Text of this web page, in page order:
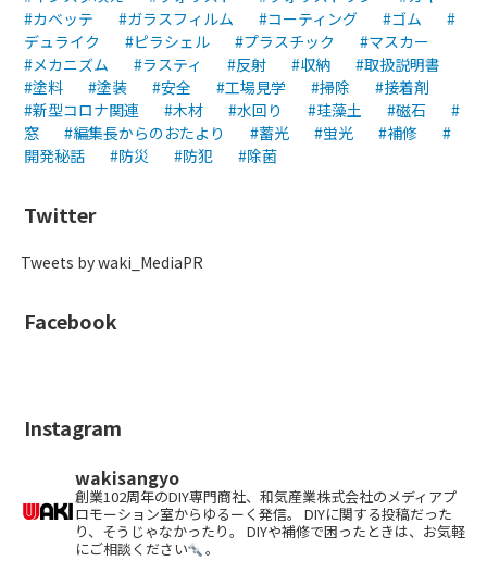
カベッテ
ガラスフィルム コーティング
ゴム
デュライク
ピラシェル プラスチック
マスカー
メカニズム
ラスティ 反射 収納
取扱説明書
塗料
塗装 安全 工場見学 掃除
接着剤
新型コロナ関連
木材 水回り 珪藻土
磁石
窓
編集長からのおたより 蓄光 蛍光
補修
開発秘話
防災 防犯 除菌
Twitter
Tweets by waki_MediaPR
Facebook
Instagram
wakisangyo
創業102周年のDIY専門商社、和気産業株式会社のメディアプ
ロモーション室からゆるーく発信。 DIYに関する投稿だった
り、そうじゃなかったり。 DIYや補修で困ったときは、お気軽
にご相談ください
。